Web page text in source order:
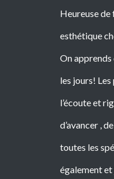
Heureuse de
esthétique
On apprends
les jours!
l’écoute et
d’avancer ,
toutes les
également et